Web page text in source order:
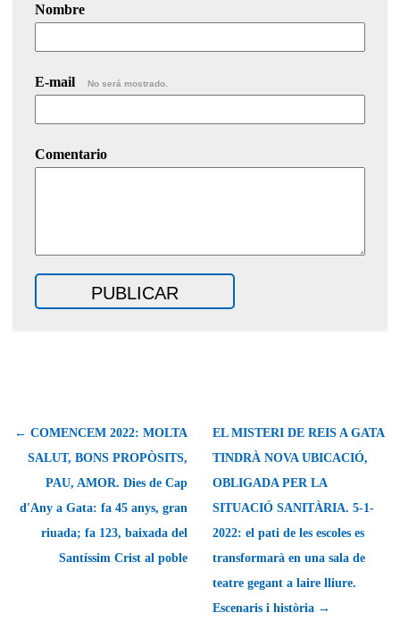
Nombre
E-mail No será mostrado.
Comentario
← COMENCEM 2022: MOLTA
SALUT, BONS PROPÒSITS,
PAU, AMOR. Dies de Cap
d'Any a Gata: fa 45 anys, gran
riuada; fa 123, baixada del
Santíssim Crist al poble
EL MISTERI DE REIS A GATA
TINDRÀ NOVA UBICACIÓ,
OBLIGADA PER LA
SITUACIÓ SANITÀRIA. 5-1-
2022: el pati de les escoles es
transformarà en una sala de
teatre gegant a laire lliure.
Escenaris i història →